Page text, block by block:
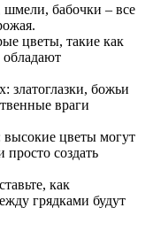
бабочки – все
цветы, такие как
обладают
златоглазки, божьи
враги
цветы могут
создать
как
грядками будут